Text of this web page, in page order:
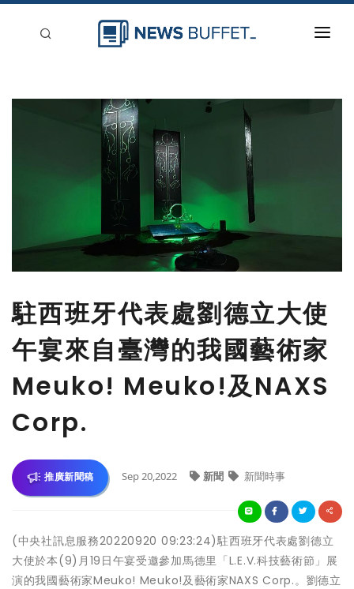
駐西班牙代表處劉德立大使
午宴來自臺灣的我國藝術家
Meuko! Meuko!及NAXS
Corp.
推廣新聞稿 Sep 20,2022 新聞 新聞時事
(中央社訊息服務20220920 09:23:24)駐西班牙代表處劉德立
大使於本(9)月19日午宴受邀參加馬德里「L.E.V.科技藝術節」展
演的我國藝術家Meuko! Meuko!及藝術家NAXS Corp.。劉德立